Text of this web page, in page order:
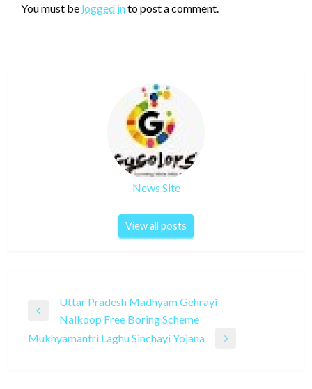
You must be logged into post a comment.
News Site
View all posts
navigation
Previous
Post
Uttar Pradesh Madhyam Gehrayi
Nalkoop Free Boring Scheme
Next
Mukhyamantri Laghu Sinchayi Yojana